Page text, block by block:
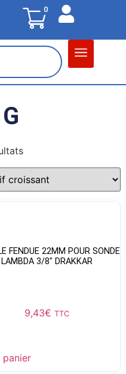
0
FENDUE 22MM POUR SONDE
LAMBDA 3/8″ DRAKKAR
9,43€ TTC
panier